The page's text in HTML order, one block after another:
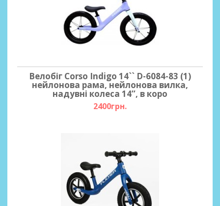
Велобіг Corso Indigo 14`` D-6084-83 (1)
нейлонова рама, нейлонова вилка,
надувні колеса 14’’, в коро
2400грн.